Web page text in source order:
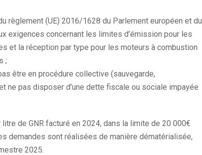
règlement (UE) 2016/1628 du Parlement européen et du
exigences concernant les limites d’émission pour les
et la réception par type pour les moteurs à combustion
;
être en procédure collective (sauvegarde,
ne pas disposer d’une dette fiscale ou sociale impayée
de GNR facturé en 2024, dans la limite de 20 000€
demandes sont réalisées de manière dématérialisée,
2025.